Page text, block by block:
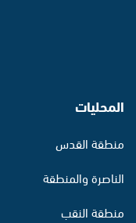
المحليات
منطقة القدس
الناصرة والمنطقة
منطقة النقب